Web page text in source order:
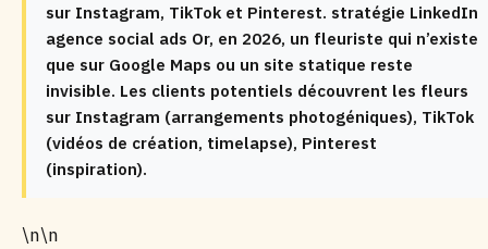
sur Instagram, TikTok et Pinterest. stratégie LinkedIn
agence social ads Or, en 2026, un fleuriste qui n’existe
que sur Google Maps ou un site statique reste
invisible. Les clients potentiels découvrent les fleurs
sur Instagram (arrangements photogéniques), TikTok
(vidéos de création, timelapse), Pinterest
(inspiration).
\n\n